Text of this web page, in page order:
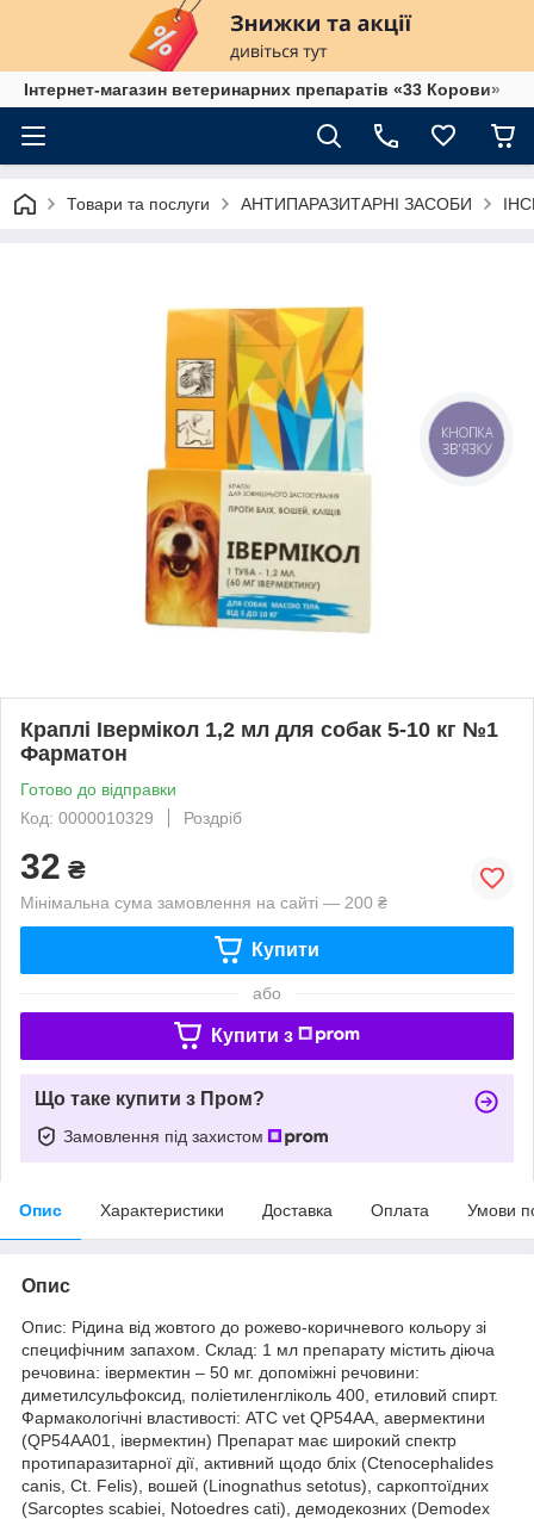
Інтернет-магазин ветеринарних препаратів «33 Корови»
Товари та послуги АНТИПАРАЗИТАРНІ ЗАСОБИ
Краплі Івермікол 1,2 мл для собак 5-10 кг №1
Фарматон
Готово до відправки
Код: 0000010329
Роздріб
32 ₴
Мінімальна сума замовлення на сайті — 200 ₴
Купити
або
Купити з
Що таке купити з Пром?
Замовлення під захистом
Опис Характеристики Доставка Оплата Умови
Опис
Опис: Рідина від жовтого до рожево-коричневого кольору зі
специфічним запахом. Склад: 1 мл препарату містить діюча
речовина: івермектин – 50 мг. допоміжні речовини:
диметилсульфоксид, поліетиленгліколь 400, етиловий спирт.
Фармакологічні властивості: АТС vet QP54AA, авермектини
(QP54AA01, івермектин) Препарат має широкий спектр
протипаразитарної дії, активний щодо бліх (Ctenocephalides
canis, Ct. Felis), вошей (Linognathus setotus), саркоптоїдних
(Sarcoptes scabiei, Notoedres cati), демодекозних (Demodex
КНОПКА
ЗВ'ЯЗКУ